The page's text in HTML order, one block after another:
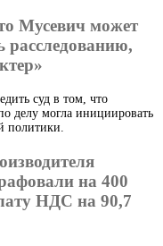
Мусевич может
расследованию,
суд в том, что
делу могла инициировать
политики.
на 400
НДС на 90,7